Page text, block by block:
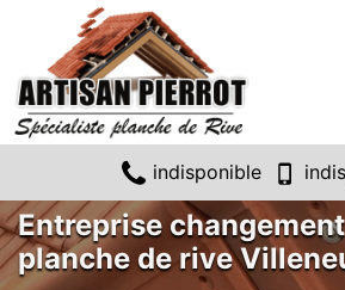
indisponible
Entreprise
planche de rive